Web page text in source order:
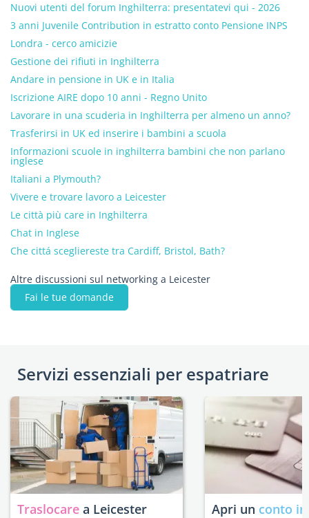
Nuovi utenti del forum Inghilterra: presentatevi qui - 2026
3 anni Juvenile Contribution in estratto conto Pensione INPS
Londra - cerco amicizie
Gestione dei rifiuti in Inghilterra
Andare in pensione in UK e in Italia
Iscrizione AIRE dopo 10 anni - Regno Unito
Lavorare in una scuderia in Inghilterra per almeno un anno?
Trasferirsi in UK ed inserire i bambini a scuola
Informazioni scuole in inghilterra bambini che non parlano
inglese
Italiani a Plymouth?
Vivere e trovare lavoro a Leicester
Le città più care in Inghilterra
Chat in Inglese
Che cittá scegliereste tra Cardiff, Bristol, Bath?
Altre discussioni sul networking a Leicester
Fai le tue domande
Servizi essenziali per espatriare
Traslocare a Leicester Apri un conto